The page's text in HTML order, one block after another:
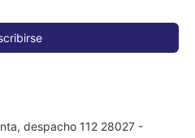
despacho 112 28027 -